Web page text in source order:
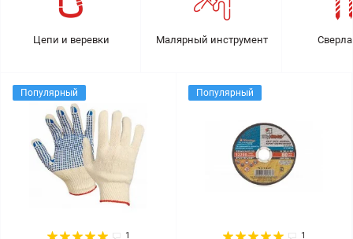
Цепи и веревки Малярный инструмент
Популярный
1
Популярный
1